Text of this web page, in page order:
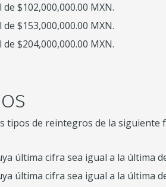
$102,000,000.00 MXN.
$153,000,000.00 MXN.
$204,000,000.00 MXN.
tipos de reintegros de la siguiente
última cifra sea igual a la última
última cifra sea igual a la última